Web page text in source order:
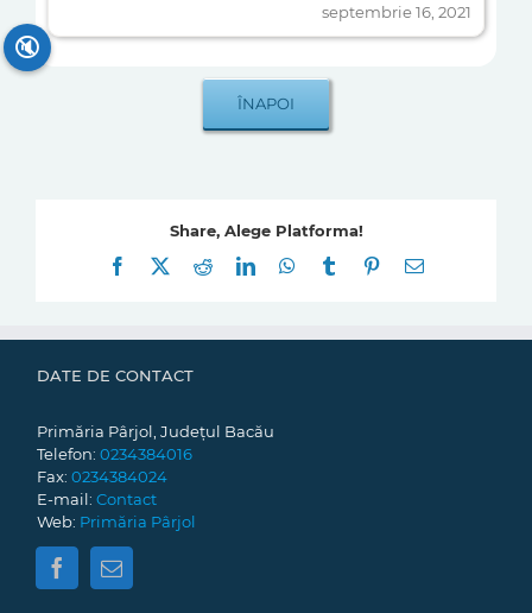
septembrie 16, 2021
Share, Alege Platforma!
Facebook
RedditLinkedInWhatsApp
Tumblr Pinterest
E-
DATE DE CONTACT
Primăria Pârjol, Județul Bacău
Telefon: 0234384016
Fax: 0234384024
E-mail: Contact
Web: Primăria Pârjol
🔇